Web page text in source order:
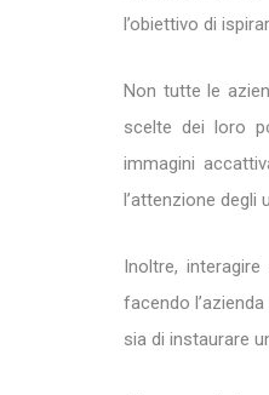
l’obiettivo di
Non tutte le
scelte dei loro
immagini
l’attenzione degli
Inoltre,
facendo
sia di instaurare